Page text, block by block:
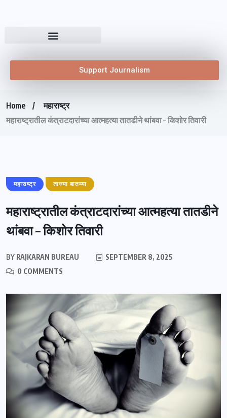
Support Journalism
Home
महाराष्ट्र
महाराष्ट्रातील कंत्राटदारांच्या आत्महत्या तातडीने थांबवा – किशोर तिवारी
महाराष्ट्र ताज्या बातम्या
महाराष्ट्रातील कंत्राटदारांच्या आत्महत्या तातडीने
थांबवा – किशोर तिवारी
BY RAJKARAN BUREAU
SEPTEMBER 8, 2025
0 COMMENTS